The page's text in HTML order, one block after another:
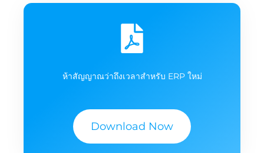
ห้าสัญญาณว่าถึงเวลาสำหรับ ERP ใหม่
Download Now